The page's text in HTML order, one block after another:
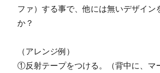
ファ）する事で、他には無いデザイン
か？
（アレンジ例）
①反射テープをつける。（背中に、マ